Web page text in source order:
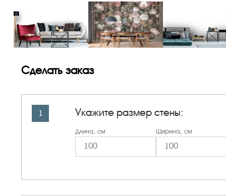
Сделать заказ
1 Укажите размер стены:
Длина, см Ширина, см